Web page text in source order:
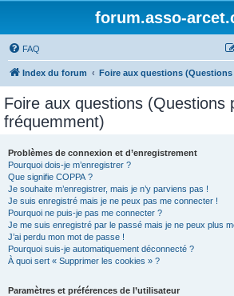
forum.asso-
FAQ
Index du forum Foire aux questions
Foire aux questions (Questions
fréquemment)
Problèmes de connexion et d’enregistrement
Pourquoi dois-je m’enregistrer ?
Que signifie COPPA ?
Je souhaite m’enregistrer, mais je n’y parviens pas !
Je suis enregistré mais je ne peux pas me connecter !
Pourquoi ne puis-je pas me connecter ?
Je me suis enregistré par le passé mais je ne peux plus
J’ai perdu mon mot de passe !
Pourquoi suis-je automatiquement déconnecté ?
À quoi sert « Supprimer les cookies » ?
Paramètres et préférences de l’utilisateur